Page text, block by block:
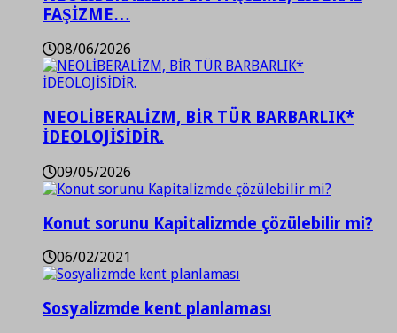
FAŞİZME…
08/06/2026
NEOLİBERALİZM, BİR TÜR BARBARLIK*
İDEOLOJİSİDİR.
09/05/2026
Konut sorunu Kapitalizmde çözülebilir mi?
06/02/2021
Sosyalizmde kent planlaması